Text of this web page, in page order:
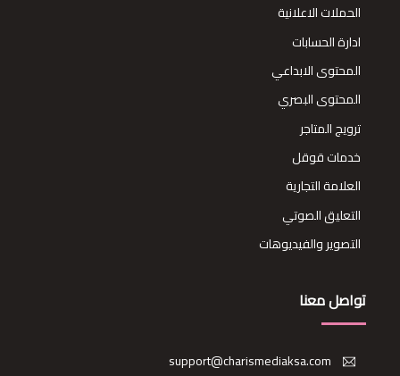
الحملات الاعلانية
ادارة الحسابات
المحتوى الابداعي
المحتوى البصري
ترويج المتاجر
خدمات قوقل
العلامة التجارية
التعليق الصوتي
التصوير والفيديوهات
تواصل معنا
support@charismediaksa.com